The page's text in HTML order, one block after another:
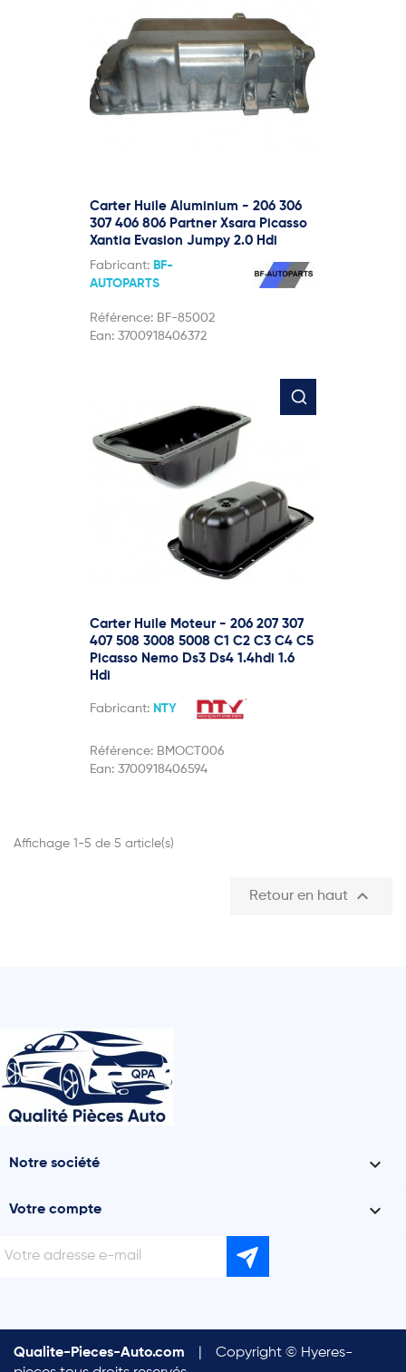
Carter Huile Aluminium - 206 306
307 406 806 Partner Xsara Picasso
Xantia Evasion Jumpy 2.0 Hdi
Fabricant: BF-
AUTOPARTS
Référence: BF-85002
Ean: 3700918406372
Carter Huile Moteur - 206 207 307
407 508 3008 5008 C1 C2 C3 C4 C5
Picasso Nemo Ds3 Ds4 1.4hdi 1.6
Hdi
Fabricant: NTY
Référence: BMOCT006
Ean: 3700918406594
Affichage 1-5 de 5 article(s)
Retour en haut 
Notre société 
Votre compte 
Qualite-Pieces-Auto.com
Copyright © Hyeres-